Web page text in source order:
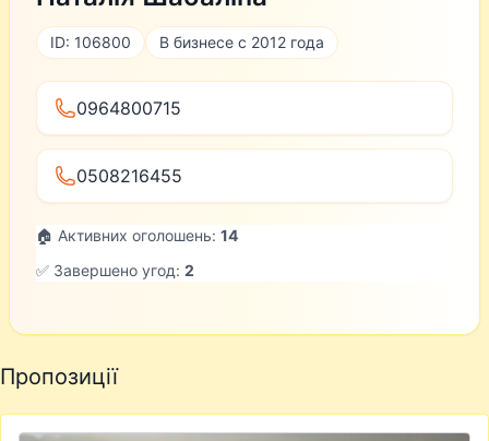
ID: 106800 В бизнесе с 2012 года
0964800715
0508216455
🏠 Активних оголошень: 14
✅ Завершено угод: 2
Пропозиції